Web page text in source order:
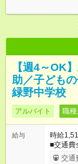
【週4～OK
助／子ども
緑野中学校
アルバイト 職
給与
時給
■交通費全額支給 【試用期間】
ヶ月 雇
交通